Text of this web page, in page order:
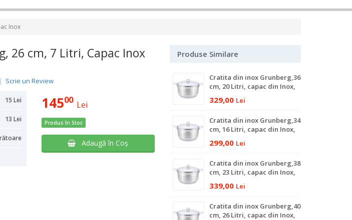
Inox
26 cm, 7 Litri, Capac Inox
| Scrie un Review
15 Lei
13 Lei
14500 Lei
Produs în Stoc
Adaugă în Coş
Produse Similare
Cratita din inox Grunberg,36
cm, 20 Litri, capac din Inox,
329,00 Lei
Cratita din inox Grunberg,34
cm, 16 Litri, capac din Inox,
299,00 Lei
Cratita din inox Grunberg,38
cm, 23 Litri, capac din Inox,
339,00 Lei
Cratita din inox Grunberg,40
cm, 26 Litri, capac din Inox,